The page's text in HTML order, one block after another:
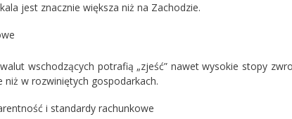
jest znacznie większa niż na Zachodzie.
wschodzących potrafią „zjeść” nawet wysokie stopy
niż w rozwiniętych gospodarkach.
i standardy rachunkowe